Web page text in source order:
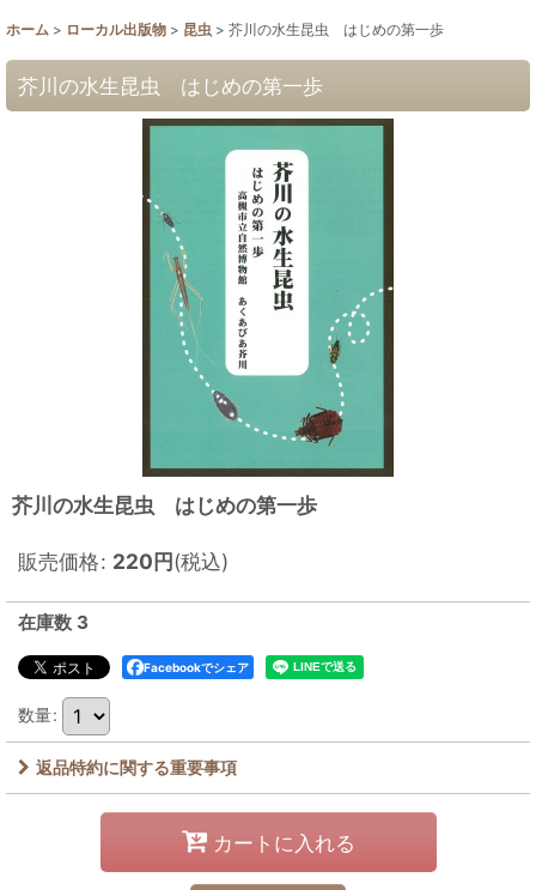
ホーム > ローカル出版物 > 昆虫 > 芥川の水生昆虫 はじめの第一歩
芥川の水生昆虫 はじめの第一歩
芥川の水生昆虫 はじめの第一歩
販売価格: 220円(税込)
在庫数 3
Facebookでシェア
数量:
返品特約に関する重要事項
カートに入れる